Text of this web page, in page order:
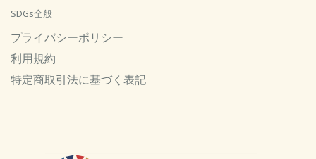
SDGs全般
プライバシーポリシー
利用規約
特定商取引法に基づく表記